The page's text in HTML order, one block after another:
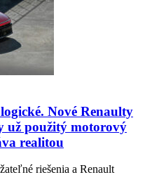
Nové Renaulty
už použitý motorový
realitou
riešenia a Renault